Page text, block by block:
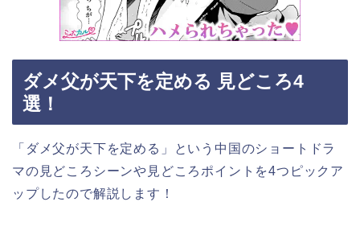
ダメ父が天下を定める 見どころ4
選！
「ダメ父が天下を定める」という中国のショートドラ
マの見どころシーンや見どころポイントを4つピックア
ップしたので解説します！